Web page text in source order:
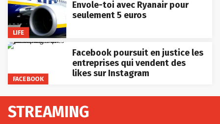
LIFE
Envole-toi avec Ryanair pour
seulement 5 euros
FACEBOOK
Facebook poursuit en justice les
entreprises qui vendent des
likes sur Instagram
STREAMING